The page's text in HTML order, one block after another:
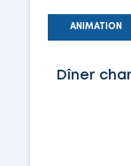
ANIMATION
Dîner